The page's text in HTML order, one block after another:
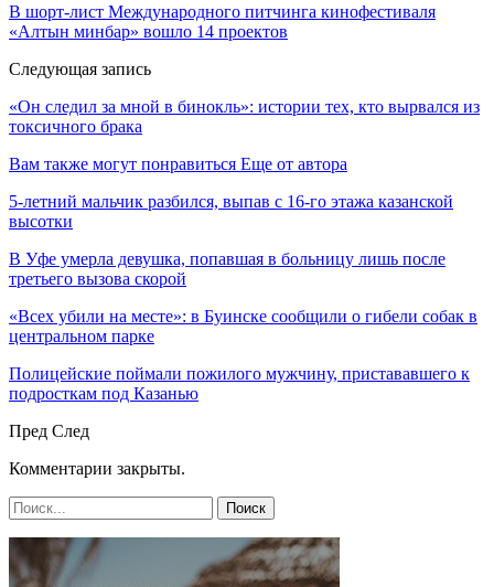
В шорт-лист Международного питчинга кинофестиваля
«Алтын минбар» вошло 14 проектов
Следующая запись
«Он следил за мной в бинокль»: истории тех, кто вырвался из
токсичного брака
Вам также могут понравиться Еще от автора
5-летний мальчик разбился, выпав с 16-го этажа казанской
высотки
В Уфе умерла девушка, попавшая в больницу лишь после
третьего вызова скорой
«Всех убили на месте»: в Буинске сообщили о гибели собак в
центральном парке
Полицейские поймали пожилого мужчину, пристававшего к
подросткам под Казанью
Пред След
Комментарии закрыты.